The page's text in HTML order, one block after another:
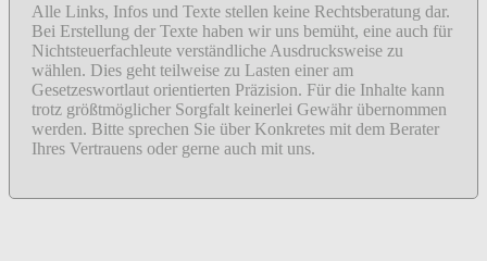
Alle Links, Infos und Texte stellen keine Rechtsberatung dar.
Bei Erstellung der Texte haben wir uns bemüht, eine auch für
Nichtsteuerfachleute verständliche Ausdrucksweise zu
wählen. Dies geht teilweise zu Lasten einer am
Gesetzeswortlaut orientierten Präzision. Für die Inhalte kann
trotz größtmöglicher Sorgfalt keinerlei Gewähr übernommen
werden. Bitte sprechen Sie über Konkretes mit dem Berater
Ihres Vertrauens oder gerne auch mit uns.